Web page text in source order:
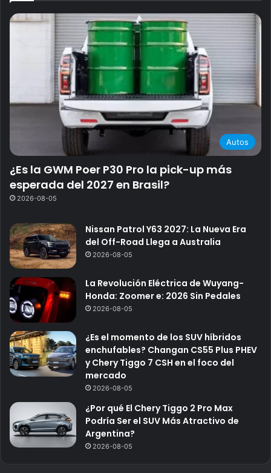
Autos
¿Es la GWM Poer P30 Pro la pick-up más
esperada del 2027 en Brasil?
2026-08-05
Nissan Patrol Y63 2027: La Nueva Era
del Off-Road Llega a Australia
2026-08-05
La Revolución Eléctrica de Wuyang-
Honda: Zoomer e: 2026 Sin Pedales
2026-08-05
¿Es el momento de los SUV híbridos
enchufables? Changan CS55 Plus PHEV
y Chery Tiggo 7 CSH en el foco del
mercado
2026-08-05
¿Por qué El Chery Tiggo 2 Pro Max
Podría Ser el SUV Más Atractivo de
Argentina?
2026-08-05